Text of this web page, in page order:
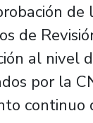
de
de
al nivel
por la
continuo